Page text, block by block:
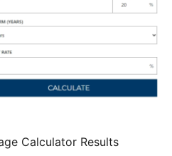
Calculator Results